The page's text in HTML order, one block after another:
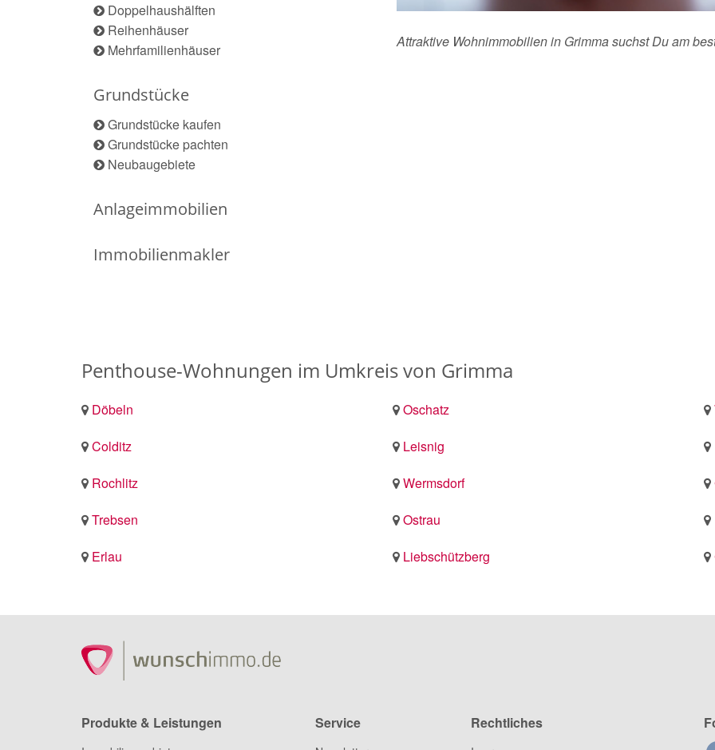
Doppelhaushälften
Reihenhäuser
Mehrfamilienhäuser
Grundstücke
Grundstücke kaufen
Grundstücke pachten
Neubaugebiete
Anlageimmobilien
Immobilienmakler
Attraktive Wohnimmobilien in Grimma suchst Du am
Penthouse-Wohnungen im Umkreis von Grimma
Döbeln Oschatz
Colditz
Leisnig
Rochlitz
Wermsdorf
Trebsen
Ostrau
Erlau
Liebschützberg
Produkte & Leistungen Service Rechtliches